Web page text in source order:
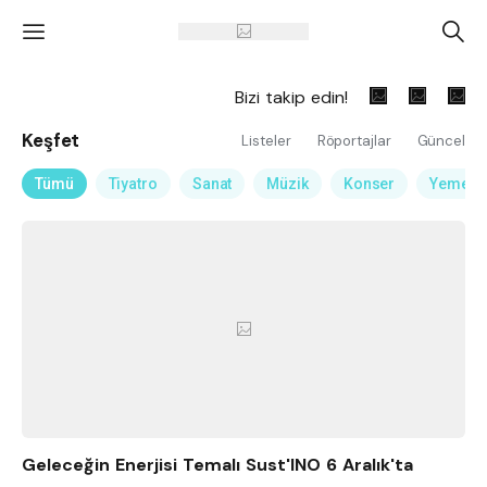
' A
Bizi takip edin!
Keşfet Listeler Röportajlar Güncel
Tümü Tiyatro Sanat Müzik Konser Yemek
Geleceğin Enerjisi Temalı Sust'INO 6 Aralık'ta